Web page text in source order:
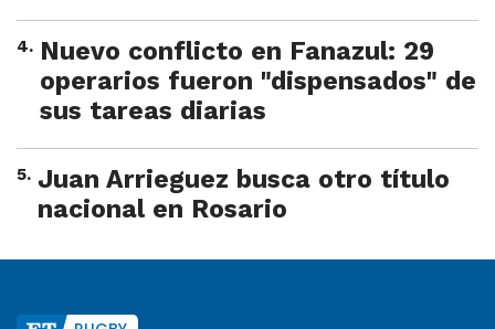
4. Nuevo conflicto en Fanazul: 29
operarios fueron "dispensados" de
sus tareas diarias
5. Juan Arrieguez busca otro título
nacional en Rosario